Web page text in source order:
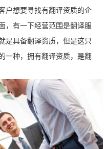
户想要寻找有翻译资质的企
，有一下经营范围是翻译服
是具备翻译资质，但是这只
一种，拥有翻译资质，是翻